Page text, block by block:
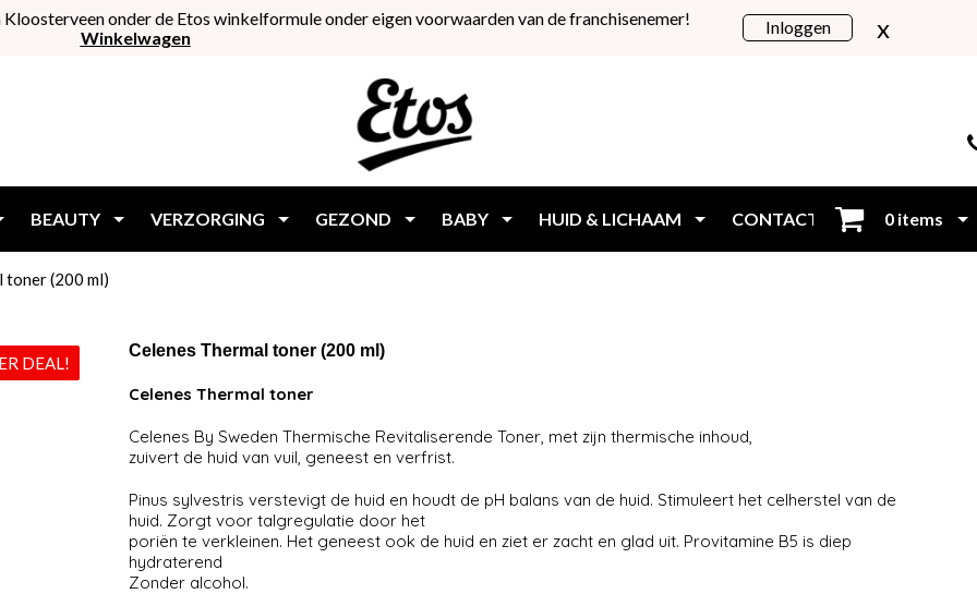
onder de Etos winkelformule onder eigen voorwaarden van de franchisenemer!
Winkelwagen
Inloggen x
BEAUTY VERZORGING GEZOND BABY HUID & LICHAAM CONTACT Inloggen
0 items
toner (200 ml)
DEAL!
Celenes Thermal toner (200 ml)
Celenes Thermal toner
Celenes By Sweden Thermische Revitaliserende Toner, met zijn thermische inhoud,
zuivert de huid van vuil, geneest en verfrist.
Pinus sylvestris verstevigt de huid en houdt de pH balans van de huid. Stimuleert het celherstel van de
huid. Zorgt voor talgregulatie door het
poriën te verkleinen. Het geneest ook de huid en ziet er zacht en glad uit. Provitamine B5 is diep
hydraterend
Zonder alcohol.